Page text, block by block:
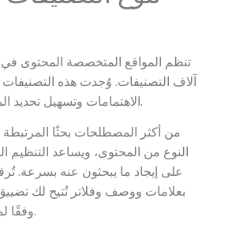
تنظم المواقع المتخصصة المحتوى
آلاف التصنيفات. وُجدت هذه التصنيفات
الاهتمامات وتسهيل تحديد المواد المطلوبة.
النوع من المحتوى، ويساعد التنظيم
على إيجاد ما يبحثون عنه بسرعة.
بعلامات ووصف وفلاتر تُتيح لك
وفقًا لمعايير مختلفة.